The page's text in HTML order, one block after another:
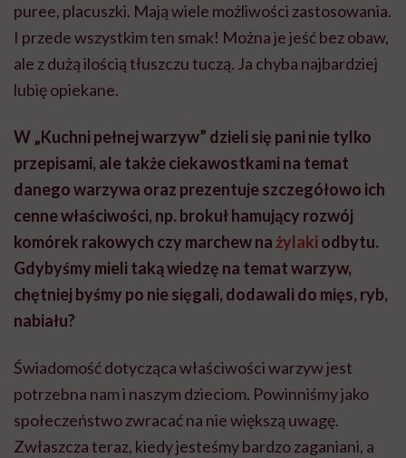
puree, placuszki. Mają wiele możliwości zastosowania.
I przede wszystkim ten smak! Można je jeść bez obaw,
ale z dużą ilością tłuszczu tuczą. Ja chyba najbardziej
lubię opiekane.
W „Kuchni pełnej warzyw” dzieli się pani nie tylko
przepisami, ale także ciekawostkami na temat
danego warzywa oraz prezentuje szczegółowo ich
cenne właściwości, np. brokuł hamujący rozwój
komórek rakowych czy marchew na żylaki odbytu.
Gdybyśmy mieli taką wiedzę na temat warzyw,
chętniej byśmy po nie sięgali, dodawali do mięs, ryb,
nabiału?
Świadomość dotycząca właściwości warzyw jest
potrzebna nam i naszym dzieciom. Powinniśmy jako
społeczeństwo zwracać na nie większą uwagę.
Zwłaszcza teraz, kiedy jesteśmy bardzo zaganiani, a